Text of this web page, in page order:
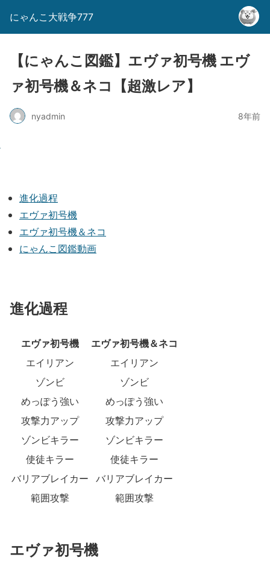
にゃんこ大戦争777
【にゃんこ図鑑】エヴァ初号機 エヴ
ァ初号機＆ネコ【超激レア】
nyadmin 8年前
進化過程
エヴァ初号機
エヴァ初号機＆ネコ
にゃんこ図鑑動画
進化過程
エヴァ初号機 エヴァ初号機＆ネコ
エイリアン
エイリアン
ゾンビ
ゾンビ
めっぽう強い
めっぽう強い
攻撃力アップ
攻撃力アップ
ゾンビキラー
ゾンビキラー
使徒キラー
使徒キラー
バリアブレイカー
バリアブレイカー
範囲攻撃
範囲攻撃
エヴァ初号機